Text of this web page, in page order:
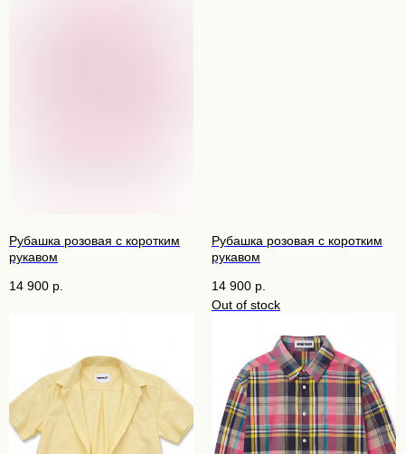
Рубашка розовая с коротким
рукавом
14 900 р.
Рубашка розовая с коротким
рукавом
14 900 р.
Out of stock